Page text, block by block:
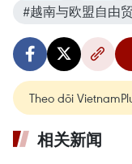
#越南与欧盟自由
Theo dõi
相关新闻